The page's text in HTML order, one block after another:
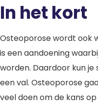
In het kort
Osteoporose wordt ook
is een aandoening
worden. Daardoor kun
een val. Osteoporose
veel doen om de kans